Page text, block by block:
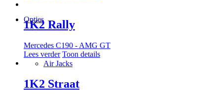
Opties
Air Jacks
1K2 Rally
Mercedes C190 - AMG GT
Lees verder Toon details
1K2 Straat